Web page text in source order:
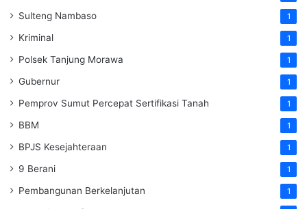
Sulteng Nambaso 1
Kriminal 1
Polsek Tanjung Morawa 1
Gubernur 1
Pemprov Sumut Percepat Sertifikasi Tanah 1
BBM 1
BPJS Kesejahteraan 1
9 Berani 1
Pembangunan Berkelanjutan 1